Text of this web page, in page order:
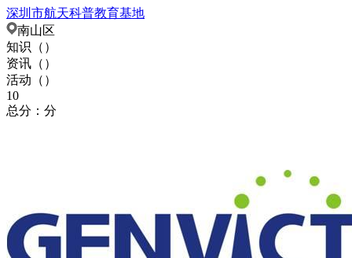
深圳市航天科普教育基地
南山区
知识（ ）
资讯（ ）
活动（ ）
10
总分：分